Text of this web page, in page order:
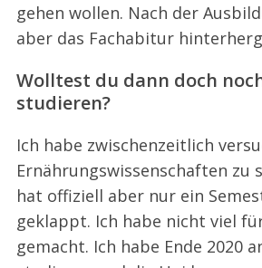
gehen wollen. Nach der
aber das Fachabitur
Wolltest du dann doch
studieren?
Ich habe zwischenzeitlich
Ernährungswissenschaften zu
hat offiziell aber nur ein
geklappt. Ich habe nicht viel
gemacht. Ich habe Ende 2020